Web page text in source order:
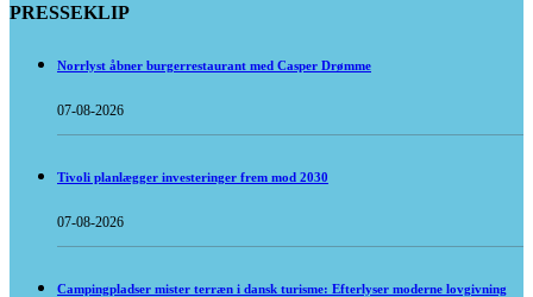
PRESSEKLIP
Norrlyst åbner burgerrestaurant med Casper Drømme
07-08-2026
Tivoli planlægger investeringer frem mod 2030
07-08-2026
Campingpladser mister terræn i dansk turisme: Efterlyser moderne lovgivning